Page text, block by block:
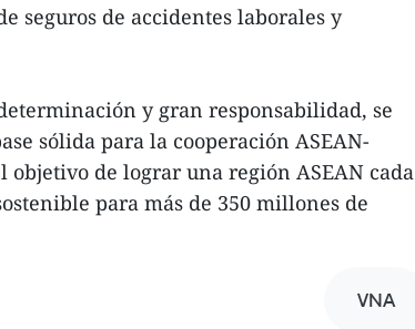
seguros de accidentes laborales y
y gran responsabilidad, se
sólida para la cooperación ASEAN-
objetivo de lograr una región ASEAN cada
para más de 350 millones de
VNA